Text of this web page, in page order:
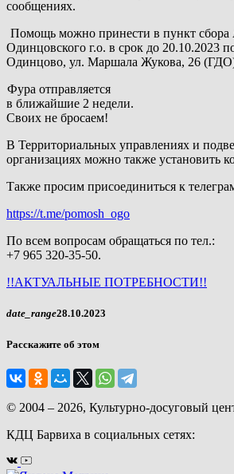
сообщениях.
Помощь можно принести в пункт
Одинцовского г.о. в срок до 20.10.2023
Одинцово, ул. Маршала Жукова, 26
Фура отправляется
в ближайшие 2 недели.
Своих не бросаем!
В Территориальных управлениях и
организациях можно также установить
Также просим присоединиться к
https://t.me/pomosh_ogo
По всем вопросам обращаться по тел.:
+7 965 320-35-50.
!!АКТУАЛЬНЫЕ ПОТРЕБНОСТИ!!
date_range28.10.2023
Расскажите об этом
© 2004 – 2026, Культурно-досуговый
КДЦ Барвиха в социальных сетях: